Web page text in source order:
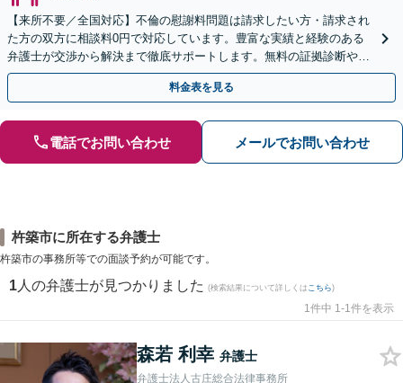
【来所不要／全国対応】不倫の慰謝料問題は請求したい方・請求され
た方の双方に相談料0円で対応しています。豊富な実績と経験のある
弁護士が交渉から解決まで徹底サポートします。無料の証拠診断や着
手金の返還保証もありますので安心してご相談ください。
料金表を見る
電話でお問い合わせ メールでお問い合わせ
杵築市に所在する弁護士
杵築市の事務所等での面談予約が可能です。
1 人の弁護士が見つかりました (検索結果について詳しくは こちら)
1件中 1-1件を表示
森若 利幸 弁護士
弁護士法人古庄総合法律事務所